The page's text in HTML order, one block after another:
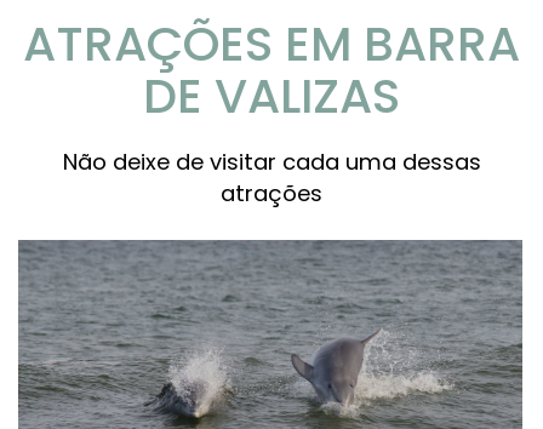
ATRAÇÕES EM BARRA
DE VALIZAS
Não deixe de visitar cada uma dessas
atrações